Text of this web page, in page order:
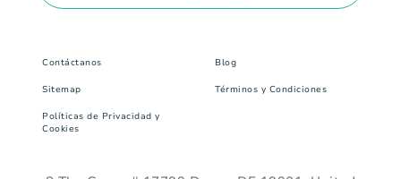
Contáctanos Blog
Sitemap Términos y Condiciones
Políticas de Privacidad y
Cookies